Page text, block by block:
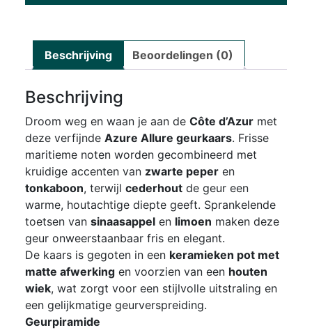
Beschrijving Beoordelingen (0)
Beschrijving
Droom weg en waan je aan de Côte d’Azurmet
deze verfijnde Azure Allure geurkaars. Frisse
maritieme noten worden gecombineerd met
kruidige accenten van zwarte peperen
tonkaboon, terwijl cederhoutde geur een
warme, houtachtige diepte geeft. Sprankelende
toetsen van sinaasappelen limoen maken deze
geur onweerstaanbaar fris en elegant.
De kaars is gegoten in een keramieken pot met
matte afwerkingen voorzien van een houten
wiek, wat zorgt voor een stijlvolle uitstraling en
een gelijkmatige geurverspreiding.
Geurpiramide